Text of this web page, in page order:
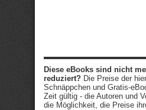
Diese eBooks sind nicht
reduziert? Die Preise der
Schnäppchen und Gratis-
Zeit gültig - die Autoren und
die Möglichkeit, die Preise